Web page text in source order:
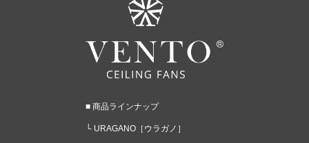
■ 商品ラインナップ
└ URAGANO ［ウラガノ］